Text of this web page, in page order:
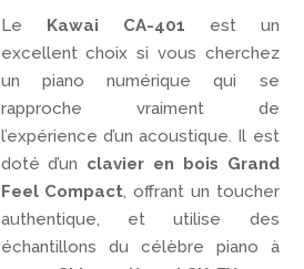
Le Kawai CA-401 est un
excellent choix si vous cherchez
un piano numérique qui se
rapproche vraiment de
l’expérience d’un acoustique. Il est
doté d’un clavier en bois Grand
Feel Compact, offrant un toucher
authentique, et utilise des
échantillons du célèbre piano à